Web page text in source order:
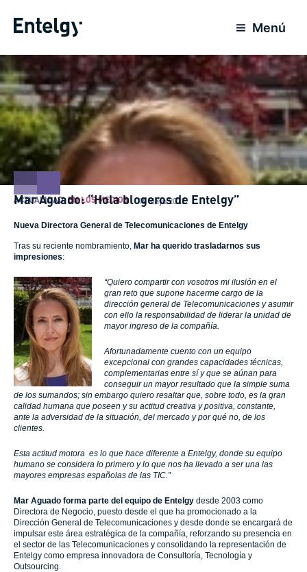
Menú
ACTUALIDAD,EN LOS MEDIOS 16 Mayo 2012
Mar Aguado: “Hola blogeros de Entelgy”
Nueva Directora General de Telecomunicaciones de Entelgy
Tras su reciente nombramiento, Mar ha querido trasladarnos sus
impresiones:
“Quiero compartir con vosotros mi ilusión en el
gran reto que supone hacerme cargo de la
dirección general de Telecomunicaciones y asumir
con ello la responsabilidad de liderar la unidad de
mayor ingreso de la compañía.
Afortunadamente cuento con un equipo
excepcional con grandes capacidades técnicas,
complementarias entre sí y que se aúnan para
conseguir un mayor resultado que la simple suma
de los sumandos; sin embargo quiero resaltar que, sobre todo, es la gran
calidad humana que poseen y su actitud creativa y positiva, constante,
ante la adversidad de la situación, del mercado y por qué no, de los
clientes.
Esta actitud motora es lo que hace diferente a Entelgy, donde su equipo
humano se considera lo primero y lo que nos ha llevado a ser una las
mayores empresas españolas de las TIC.”
Mar Aguado forma parte del equipo de Entelgy desde 2003 como
Directora de Negocio, puesto desde el que ha promocionado a la
Dirección General de Telecomunicaciones y desde donde se encargará de
impulsar este área estratégica de la compañía, reforzando su presencia en
el sector de las Telecomunicaciones y consolidando la representación de
Entelgy como empresa innovadora de Consultoría, Tecnología y
Outsourcing.